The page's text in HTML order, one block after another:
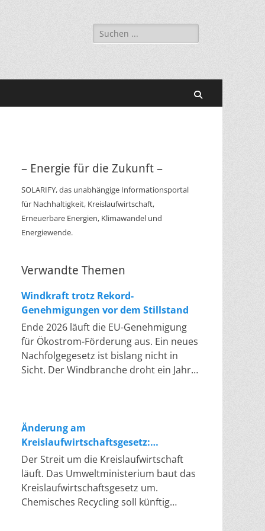
Suchen
nach:
– Energie für die Zukunft –
SOLARIFY, das unabhängige Informationsportal
für Nachhaltigkeit, Kreislaufwirtschaft,
Erneuerbare Energien, Klimawandel und
Energiewende.
Verwandte Themen
Windkraft trotz Rekord-
Genehmigungen vor dem Stillstand
Ende 2026 läuft die EU-Genehmigung
für Ökostrom-Förderung aus. Ein neues
Nachfolgegesetz ist bislang nicht in
Sicht. Der Windbranche droht ein Jahr,
Problem hat die Politik tatsächlich
gelöst, die Verfahren laufen heute
deutlich schneller. Die Halbjahresbilanz
der Branche bestätigt dieses Muster:
So viele Windräder wie nie zuvor
wurden genehmigt, doch im ersten
Halbjahr gingen netto nur rund zwei
Änderung am
Kreislaufwirtschaftsgesetz:
Chemisches Recycling soll Lücke
füllen
Der Streit um die Kreislaufwirtschaft
läuft. Das Umweltministerium baut das
Kreislaufwirtschaftsgesetz um.
Chemisches Recycling soll künftig